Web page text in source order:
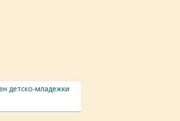
детскo-младежки